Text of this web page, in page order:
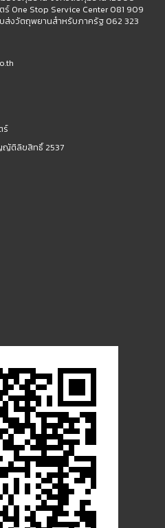
One Stop Service Center 081 909
บส่งวัตถุพยานสำหรับภาครัฐ 062 323
ร์
ญัติลิขสิทธิ์ 2537